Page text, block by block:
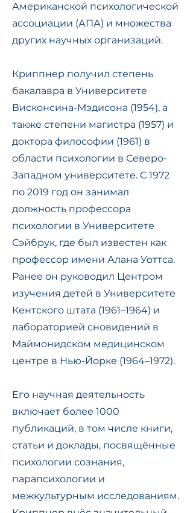
Американской психологической
ассоциации (АПА) и множества
других научных организаций.
Криппнер получил степень
бакалавра в Университете
Висконсина-Мэдисона (1954), а
также степени магистра (1957) и
доктора философии (1961) в
области психологии в Северо-
Западном университете. С 1972
по 2019 год он занимал
должность профессора
психологии в Университете
Сэйбрук, где был известен как
профессор имени Алана Уоттса.
Ранее он руководил Центром
изучения детей в Университете
Кентского штата (1961–1964) и
лабораторией сновидений в
Маймонидском медицинском
центре в Нью-Йорке (1964–1972).
Его научная деятельность
включает более 1000
публикаций, в том числе книги,
статьи и доклады, посвящённые
психологии сознания,
парапсихологии и
межкультурным исследованиям.